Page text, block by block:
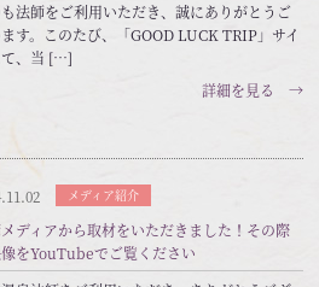
法師をご利用いただき、誠にありがとうご
す。このたび、「GOOD LUCK TRIP」サイ
て、当 […]
詳細を見る →
メディア紹介
ディアから取材をいただきました！その際
をYouTubeでご覧ください